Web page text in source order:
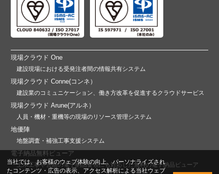
現場クラウド One
建設現場における受発注者間の情報共有システム
現場クラウド Conne(コンネ）
建設業のコミュニケーション、働き方改革を促進するクラウドサービス
現場クラウド Arune(アルネ）
人員・機材・重機等の現場のリソース管理システム
地優陣
地盤調査・補強工事支援システム
電子納品無料ビューア
土木工事や営繕の電子納品要領にも対応した無料の電子納品ビューア
当社では、お客様のウェブ体験の向上、パーソナライズされ
たコンテンツ・広告の表示、アクセス解析による当社ウェブ